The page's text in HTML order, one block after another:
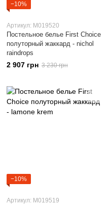
−10%
Артикул: M019520
Постельное белье First Choice
полуторный жаккард - nichol
raindrops
2 907 грн 3 230 грн
−10%
Артикул: M019519